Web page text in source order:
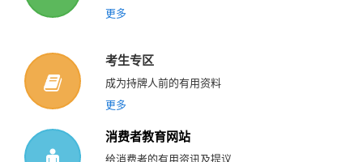
更多
考生专区
成为持牌人前的有用资料
更多
消费者教育网站
给消费者的有用资讯及提议